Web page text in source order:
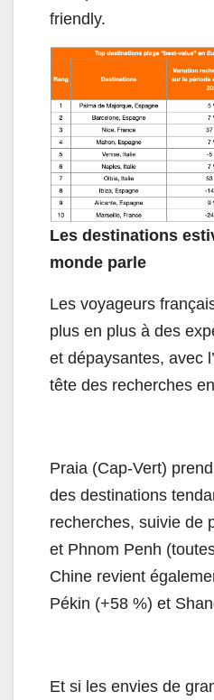
friendly.
Les destinations
monde parle
Les voyageurs
plus en plus à des
et dépaysantes, avec
tête des recherches
Praia (Cap-Vert)
des destinations
recherches, suivie de
et Phnom Penh
Chine revient
Pékin (+58 %) et
Et si les envies de